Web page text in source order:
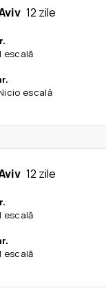
12 zile
escală
escală
12 zile
escală
escală